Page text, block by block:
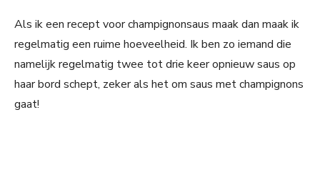
Als ik een recept voor champignonsaus maak dan maak ik
regelmatig een ruime hoeveelheid. Ik ben zo iemand die
namelijk regelmatig twee tot drie keer opnieuw saus op
haar bord schept, zeker als het om saus met champignons
gaat!